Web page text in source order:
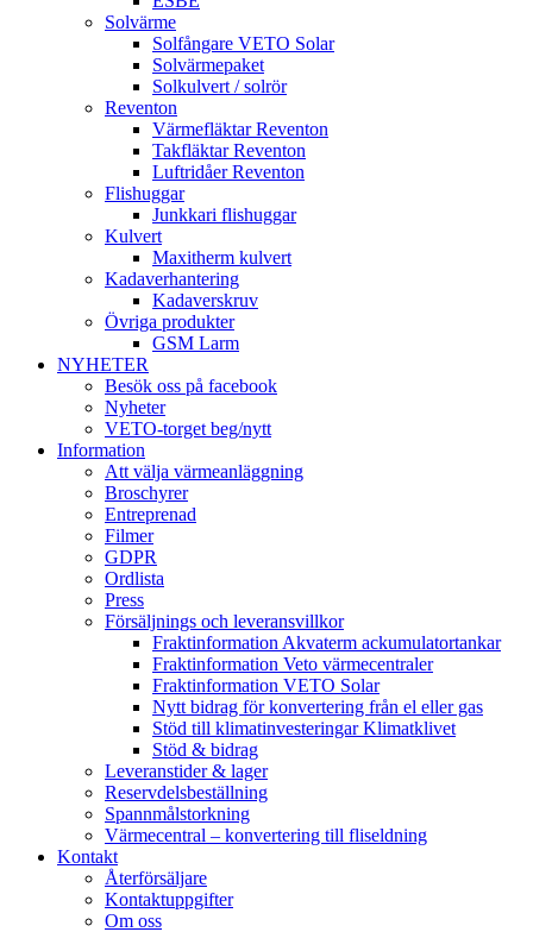
Solvärme
Solfångare VETO Solar
Solvärmepaket
Solkulvert / solrör
Reventon
Värmefläktar Reventon
Takfläktar Reventon
Luftridåer Reventon
Flishuggar
Junkkari flishuggar
Kulvert
Maxitherm kulvert
Kadaverhantering
Kadaverskruv
Övriga produkter
GSM Larm
NYHETER
Besök oss på facebook
Nyheter
VETO-torget beg/nytt
Information
Att välja värmeanläggning
Broschyrer
Entreprenad
Filmer
GDPR
Ordlista
Press
Försäljnings och leveransvillkor
Fraktinformation Akvaterm ackumulatortankar
Fraktinformation Veto värmecentraler
Fraktinformation VETO Solar
Nytt bidrag för konvertering från el eller gas
Stöd till klimatinvesteringar Klimatklivet
Stöd & bidrag
Leveranstider & lager
Reservdelsbeställning
Spannmålstorkning
Värmecentral – konvertering till fliseldning
Kontakt
Återförsäljare
Kontaktuppgifter
Om oss